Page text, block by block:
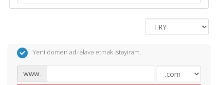
Yeni domen adı əlavə etmək istəyirəm.
www.